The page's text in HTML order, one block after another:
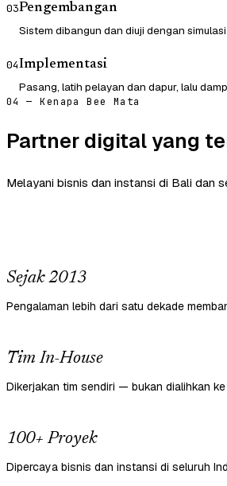
03Pengembangan
Sistem dibangun dan diuji dengan
04Implementasi
Pasang, latih pelayan dan dapur, lalu
04 — Kenapa Bee Mata
Partner digital yang
Melayani bisnis dan instansi di Bali dan
Sejak 2013
Pengalaman lebih dari satu dekade
Tim In-House
Dikerjakan tim sendiri — bukan dialihkan
100+ Proyek
Dipercaya bisnis dan instansi di seluruh